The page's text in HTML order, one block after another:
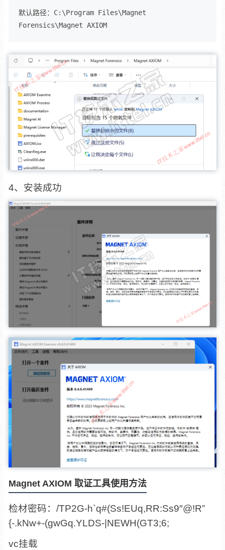
默认路径：C:\Program Files\Magnet
Forensics\Magnet AXIOM
4、安装成功
Magnet AXIOM 取证工具使用方法
检材密码：/TP2G-h`q#(Ss!EUq,RR:Ss9″@!R”
{-.kNw+-(gwGq.YLDS-|NEWH(GT3;6;
vc挂载